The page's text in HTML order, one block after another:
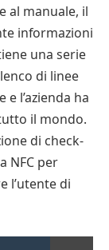
al manuale, il
informazioni
una serie
di linee
l’azienda ha
il mondo.
di check-
NFC per
l’utente di